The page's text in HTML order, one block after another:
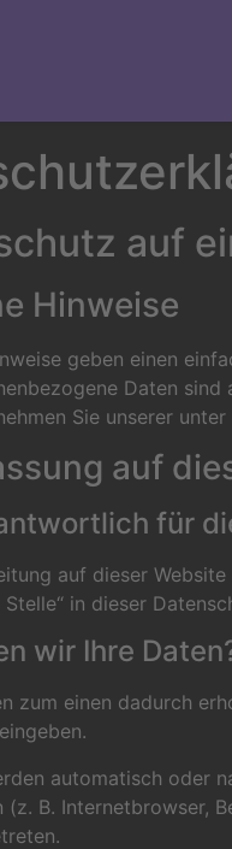
auf
Hinweise
geben einen
Daten
Sie unserer
auf
für
auf dieser
in dieser
wir Ihre
zum einen dadurch
automatisch oder
(z. B. Internetbrowser,